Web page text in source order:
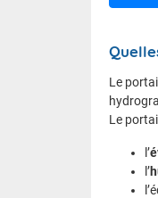
Le
Le
l’
l’